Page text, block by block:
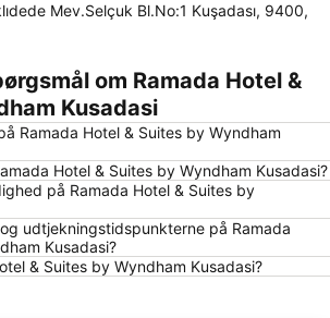
Psili Ammos
Ephesus Museum
Beach
Herakleia
Efes Arkeoloji Müzesi
Mev.Selçuk Bl.No:1 Kuşadası, 9400,
om Ramada Hotel &
Kusadasi
Ramada Hotel & Suites by Wyndham
Hotel & Suites by Wyndham Kusadasi?
på Ramada Hotel & Suites by
udtjekningstidspunkterne på Ramada
Kusadasi?
& Suites by Wyndham Kusadasi?